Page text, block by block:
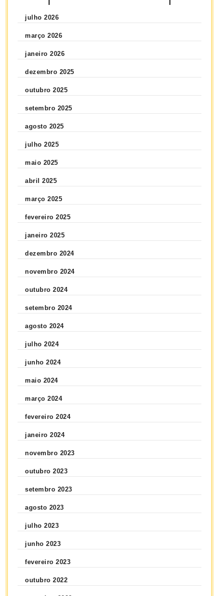
julho 2026
março 2026
janeiro 2026
dezembro 2025
outubro 2025
setembro 2025
agosto 2025
julho 2025
maio 2025
abril 2025
março 2025
fevereiro 2025
janeiro 2025
dezembro 2024
novembro 2024
outubro 2024
setembro 2024
agosto 2024
julho 2024
junho 2024
maio 2024
março 2024
fevereiro 2024
janeiro 2024
novembro 2023
outubro 2023
setembro 2023
agosto 2023
julho 2023
junho 2023
fevereiro 2023
outubro 2022